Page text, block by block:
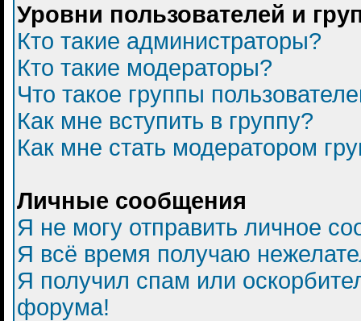
Уровни пользователей и
Кто такие администраторы?
Кто такие модераторы?
Что такое группы
Как мне вступить в группу?
Как мне стать модератором
Личные сообщения
Я не могу отправить личное
Я всё время получаю
Я получил спам или
форума!